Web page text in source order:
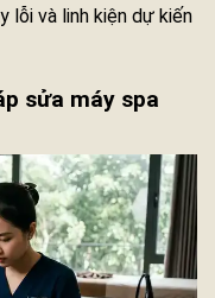
lỗi và linh kiện dự kiến
sửa máy spa